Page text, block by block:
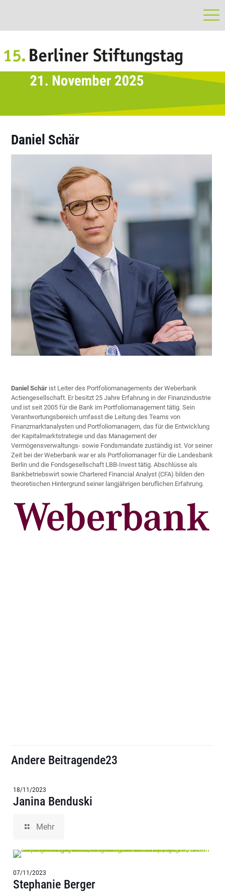
Daniel Schär
Daniel Schär ist Leiter des Portfoliomanagements der Weberbank
Actiengesellschaft. Er besitzt 25 Jahre Erfahrung in der Finanzindustrie
und ist seit 2005 für die Bank im Portfoliomanagement tätig. Sein
Verantwortungsbereich umfasst die Leitung des Teams von
Finanzmarktanalysten und Portfoliomanagern, das für die Entwicklung
der Kapitalmarktstrategie und das Management der
Vermögensverwaltungs- sowie Fondsmandate zuständig ist. Vor seiner
Zeit bei der Weberbank war er als Portfoliomanager für die Landesbank
Berlin und die Fondsgesellschaft LBB-Invest tätig. Abschlüsse als
Bankbetriebswirt sowie Chartered Financial Analyst (CFA) bilden den
theoretischen Hintergrund seiner langjährigen beruflichen Erfahrung.
Andere Beitragende23
18/11/2023
Janina Benduski
Mehr
07/11/2023
Stephanie Berger